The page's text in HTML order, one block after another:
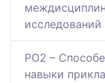
РО2 –
навыки